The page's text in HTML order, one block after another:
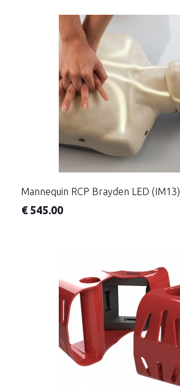
Mannequin RCP Brayden LED (IM13)
€ 545.00